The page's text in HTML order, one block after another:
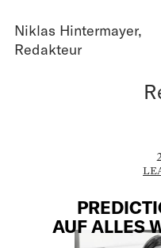
Niklas Hintermayer,
Redakteur
AUF ALLES